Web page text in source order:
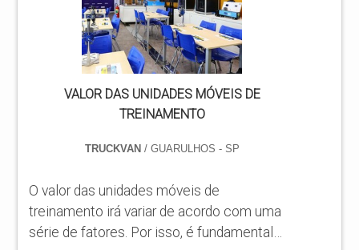
ser solicitadas ...
VALOR DAS UNIDADES MÓVEIS DE
TREINAMENTO
TRUCKVAN / GUARULHOS - SP
O valor das unidades móveis de
treinamento irá variar de acordo com uma
série de fatores. Por isso, é fundamental